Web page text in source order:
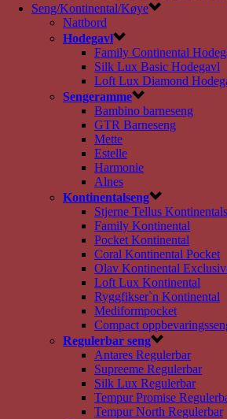
Seng/Kontinental/Køye
Nattbord
Hodegavl
Family Continental
Silk Lux Basic Hodegavl
Loft Lux Diamond
Sengeramme
Bambino barneseng
GTR Barneseng
Mette
Estelle
Harmonie
Alnes
Kontinentalseng
Stjerne Tellus
Family Kontinental
Pocket Kontinental
Coral Kontinental Pocket
Olav Kontinental
Loft Lux Kontinental
Ryggfikser`n Kontinental
Mediformpocket
Compact
Regulerbar seng
Antares Regulerbar
Supreeme Regulerbar
Silk Lux Regulerbar
Tempur Promise
Tempur North Regulerbar